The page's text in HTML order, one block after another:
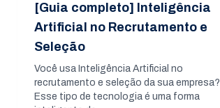
[Guia completo] Inteligência
Artificial no Recrutamento e
Seleção
Você usa Inteligência Artificial no
recrutamento e seleção da sua empresa?
Esse tipo de tecnologia é uma forma